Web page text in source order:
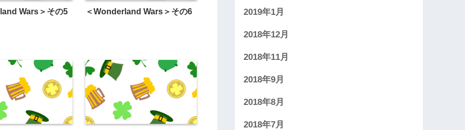
Wars＞その5 ＜Wonderland Wars＞その6 2019年1月
2018年12月
2018年11月
2018年9月
2018年8月
2018年7月